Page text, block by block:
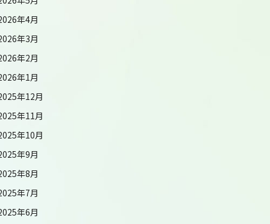
年4月
年3月
年2月
年1月
年12月
年11月
年10月
年9月
年8月
年7月
年6月